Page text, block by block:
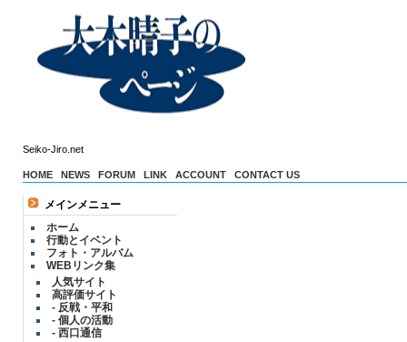
Seiko-Jiro.net
HOME NEWS FORUM LINK ACCOUNT CONTACT US
メインメニュー
ホーム
行動とイベント
フォト・アルバム
WEBリンク集
人気サイト
高評価サイト
- 反戦・平和
- 個人の活動
- 西口通信